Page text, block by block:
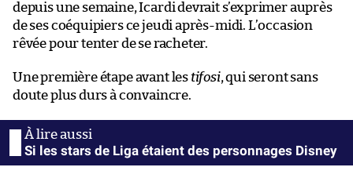
depuis une semaine, Icardi devrait s’exprimer auprès
de ses coéquipiers ce jeudi après-midi. L’occasion
rêvée pour tenter de se racheter.
Une première étape avant lestifosi, qui seront sans
doute plus durs à convaincre.
Si les stars de Liga étaient des personnages Disney